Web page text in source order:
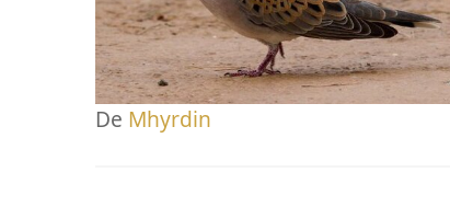
De Mhyrdin